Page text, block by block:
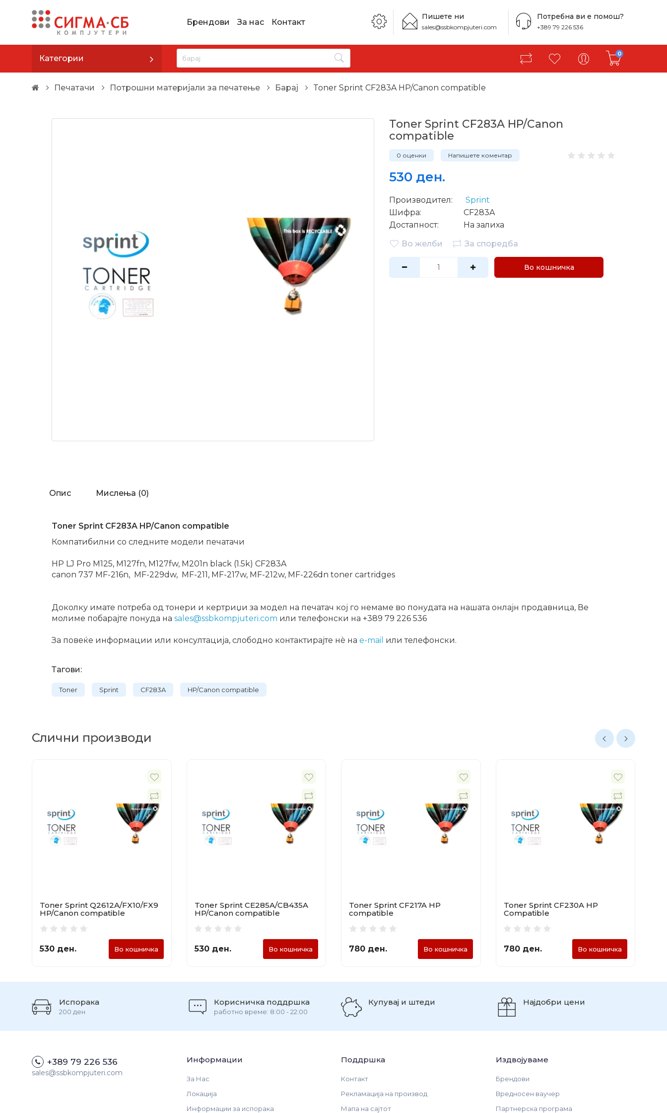
Брендови За нас Контакт
Потребна ви е помош?
+389 79 226 536
Пишете ни
sales@ssbkompjuteri.com
Категории 0
Печатачи Потрошни материјали за печатење Барај Toner Sprint CF283A HP/Canon compatible
Toner Sprint CF283A HP/Canon
compatible
0 оценки Напишете коментар
530 ден.
Производител:
Sprint
Шифра:
CF283A
Достапност:
На залиха
Во желби
За споредба
Во кошничка
Опис Мислења (0)
Toner Sprint CF283A HP/Canon compatible
Компатибилни со следните модели печатачи
HP LJ Pro M125, M127fn, M127fw, M201n black (1.5k) CF283A
canon 737 MF-216n, MF-229dw, MF-211, MF-217w, MF-212w, MF-226dn toner cartridges
Доколку имате потреба од тонери и кертриџи за модел на печатач кој го немаме во понудата на нашата онлајн продавница, Ве
молиме побарајте понуда на sales@ssbkompjuteri.com или телефонски на +389 79 226 536
За повеќе информации или консултација, слободно контактирајте нѐ на e-mail или телефонски.
Тагови:
Toner Sprint CF283A HP/Canon compatible
Слични производи
Toner Sprint Q2612A/FX10/FX9
HP/Canon compatible
530 ден. Во кошничка
Toner Sprint CE285A/CB435A
HP/Canon compatible
530 ден. Во кошничка
Toner Sprint CF217A HP
compatible
780 ден. Во кошничка
Toner Sprint CF230A HP
Compatible
780 ден. Во кошничка
Испорака
200 ден
Корисничка поддршка
работно време: 8:00 - 22:00
Купувај и штеди Најдобри цени
+389 79 226 536
sales@ssbkompjuteri.com
Информации
За Нас
Локација
Информации за испорака
Поддршка
Контакт
Рекламација на производ
Мапа на сајтот
Издвојуваме
Брендови
Вредносен ваучер
Партнерска програма